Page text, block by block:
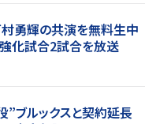
村勇輝の共演を無料生中
化試合2試合を放送
”ブルックスと契約延長